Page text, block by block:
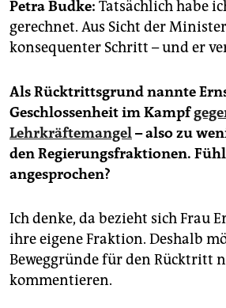
Petra Budke: Tatsächlich habe
gerechnet. Aus Sicht der
konsequenter Schritt – und er
Als Rücktrittsgrund nannte
Geschlossenheit im Kampf
Lehrkräftemangel– also zu
den Regierungsfraktionen.
angesprochen?
Ich denke, da bezieht sich Frau
ihre eigene Fraktion. Deshalb
Beweggründe für den Rücktritt
kommentieren.